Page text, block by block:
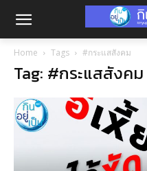
Home Tags #กระแสสังคม
Tag: #กระแสสังคม